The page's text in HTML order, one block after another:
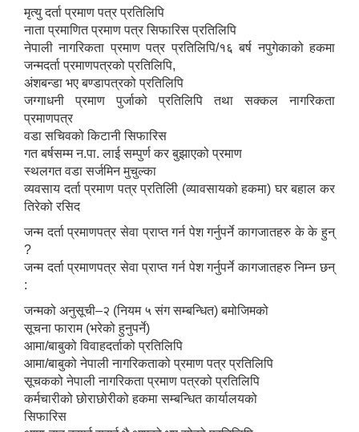
मृत्यु दर्ता प्रमाण पत्र प्रतिलिपि
नाता प्रमाणित प्रमाण पत्र सिफारिस प्रतिलिपि
नेपाली नागरिकता प्रमाण पत्र प्रतिलिपि/१६ बर्ष नपुगेकाको हकमा
जन्मदर्ता प्रमाणपत्रको प्रतिलिपि,
अंशबन्डा भए बण्डापत्रको प्रतिलिपि
जग्गाधनी प्रमाण पुर्जाको प्रतिलिपि तथा सक्कल नागरिकता
प्रमाणपत्र
वडा सचिवको किटानी सिफारिस
गत बर्षसम्म न.पा. लाई सम्पुर्ण कर बुझाएको प्रमाण
स्थलगत वडा सर्जमिन मुचुल्का
व्यवसाय दर्ता प्रमाण पत्र प्रतिलिी (व्यावसायको हकमा) घर बहाल कर
तिरेको रसिद
जन्म दर्ता प्रमाणपत्र सेवा प्राप्त गर्न पेश गर्नुपर्ने कागजातहरु के के हुन्
?
जन्म दर्ता प्रमाणपत्र सेवा प्राप्त गर्न पेश गर्नुपर्ने कागजातहरु निम्न छन्
:
जन्मको अनुसूची–२ (नियम ५ संग सम्बन्धित) बमोजिमको
सूचना फाराम (भरेको हुनुपर्ने)
आमा/बाबुको विवाहदर्ताको प्रतिलिपि
आमा/बाबुको नेपाली नागरिकताको प्रमाण पत्र प्रतिलिपि
सूचकको नेपाली नागरिकता प्रमाण पत्रको प्रतिलिपि
कर्मचारीको छोराछोरीको हकमा सम्बन्धित कार्यालयको
सिफारिस